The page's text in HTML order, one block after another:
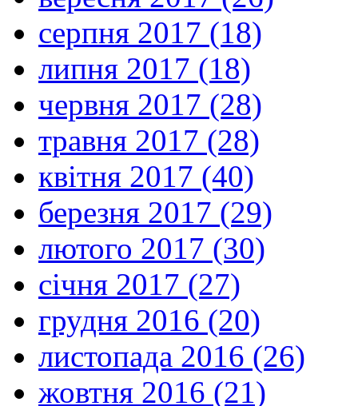
серпня 2017 (18)
липня 2017 (18)
червня 2017 (28)
травня 2017 (28)
квітня 2017 (40)
березня 2017 (29)
лютого 2017 (30)
січня 2017 (27)
грудня 2016 (20)
листопада 2016 (26)
жовтня 2016 (21)